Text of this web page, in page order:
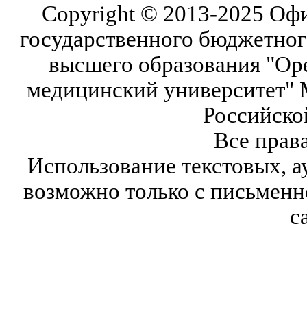
Copyright © 2013-2025
государственного
высшего образования
медицинский университет"
Все
Использование текстовых,
возможно только с